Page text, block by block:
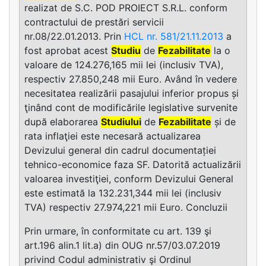
realizat de S.C. POD PROIECT S.R.L. conform
contractului de prestări servicii
nr.08/22.01.2013. Prin HCL nr. 581/21.11.2013 a
fost aprobat acest Studiu de Fezabilitate la o
valoare de 124.276,165 mii lei (inclusiv TVA),
respectiv 27.850,248 mii Euro. Având în vedere
necesitatea realizării pasajului inferior propus și
ţinând cont de modificările legislative survenite
după elaborarea Studiului de Fezabilitate și de
rata inflaţiei este necesară actualizarea
Devizului general din cadrul documentației
tehnico-economice faza SF. Datorită actualizării
valoarea investiţiei, conform Devizului General
este estimată la 132.231,344 mii lei (inclusiv
TVA) respectiv 27.974,221 mii Euro. Concluzii
Prin urmare, în conformitate cu art. 139 şi
art.196 alin.1 lit.a) din OUG nr.57/03.07.2019
privind Codul administrativ şi Ordinul